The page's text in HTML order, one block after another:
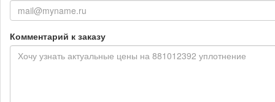
Комментарий к заказу